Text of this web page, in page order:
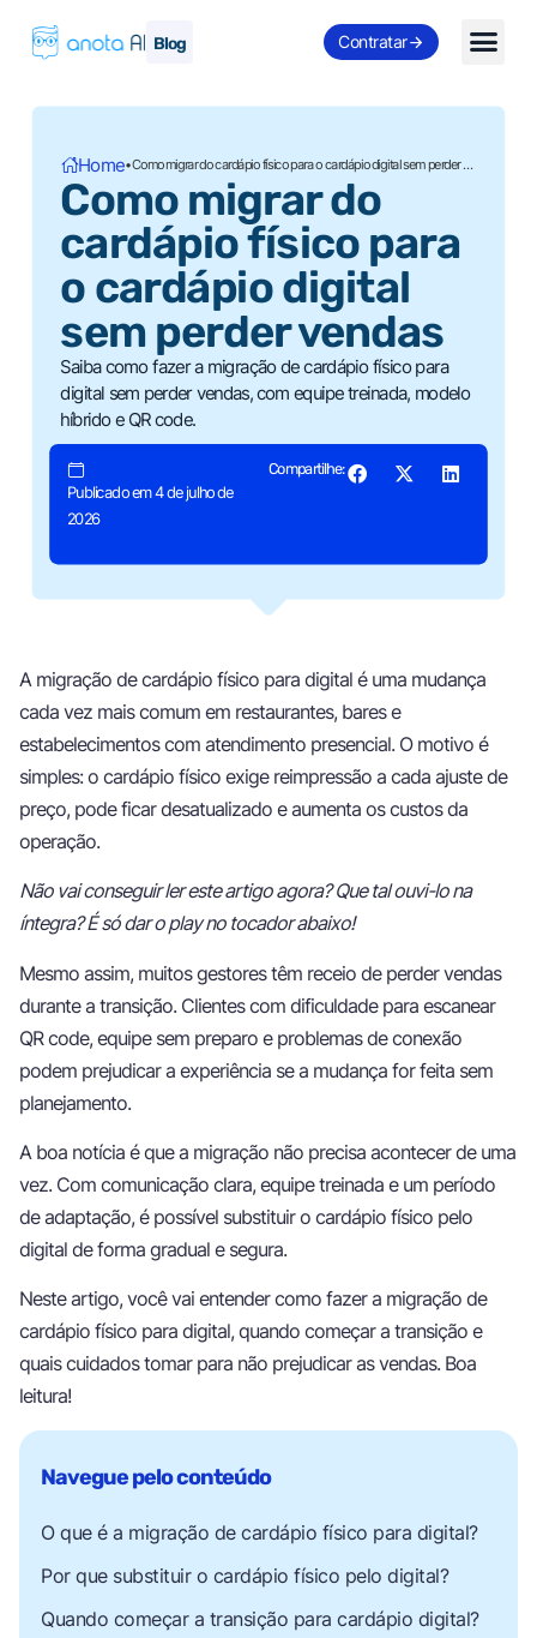
Blog Contratar
Home• Como migrar do cardápio físico para o cardápio digital sem perder vendas
Como migrar do
cardápio físico para
o cardápio digital
sem perder vendas
Saiba como fazer a migração de cardápio físico para
digital sem perder vendas, com equipe treinada, modelo
híbrido e QR code.
Publicado em 4 de julho de
2026
Compartilhe:
A migração de cardápio físico para digital é uma mudança
cada vez mais comum em restaurantes, bares e
estabelecimentos com atendimento presencial. O motivo é
simples: o cardápio físico exige reimpressão a cada ajuste de
preço, pode ficar desatualizado e aumenta os custos da
operação.
Não vai conseguir ler este artigo agora? Que tal ouvi-lo na
íntegra? É só dar o play no tocador abaixo!
Mesmo assim, muitos gestores têm receio de perder vendas
durante a transição. Clientes com dificuldade para escanear
QR code, equipe sem preparo e problemas de conexão
podem prejudicar a experiência se a mudança for feita sem
planejamento.
A boa notícia é que a migração não precisa acontecer de uma
vez. Com comunicação clara, equipe treinada e um período
de adaptação, é possível substituir o cardápio físico pelo
digital de forma gradual e segura.
Neste artigo, você vai entender como fazer a migração de
cardápio físico para digital, quando começar a transição e
quais cuidados tomar para não prejudicar as vendas. Boa
leitura!
O que é a migração de cardápio físico para digital?
Por que substituir o cardápio físico pelo digital?
Quando começar a transição para cardápio digital?